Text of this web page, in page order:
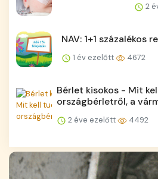
2
NAV: 1+1 százalékos
1 év ezelőtt 4672
Bérlet kisokos - Mit
országbérletről, a
2 éve ezelőtt 4492